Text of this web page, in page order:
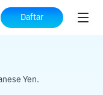
Daftar
JPY
Yen.